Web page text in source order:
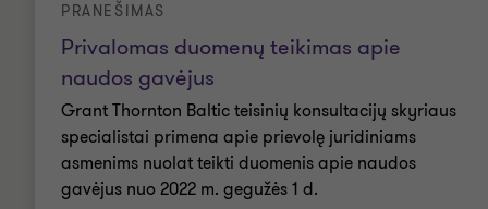
Privalomas duomenų teikimas apie
naudos gavėjus
PRANEŠIMAS
Grant Thornton Baltic teisinių konsultacijų skyriaus
specialistai primena apie prievolę juridiniams
asmenims nuolat teikti duomenis apie naudos
gavėjus nuo 2022 m. gegužės 1 d.